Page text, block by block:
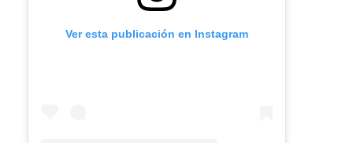
Ver esta publicación en Instagram